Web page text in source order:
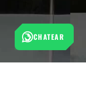
CHATEAR